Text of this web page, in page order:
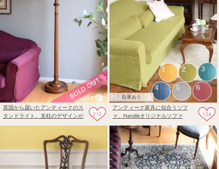
210
英国から届いたアンティークのス
タンドライト、支柱のデザインが
おしゃれなフロアランプ
在庫あり
124
アンティーク家具に似合うソフ
ァ、Handleオリジナルソファ
「Marie」